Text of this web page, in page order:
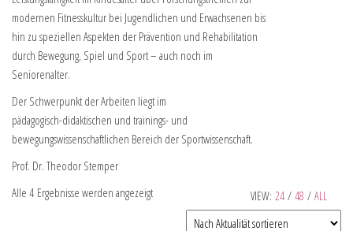
modernen Fitnesskultur bei Jugendlichen und Erwachsenen bis
hin zu speziellen Aspekten der Prävention und Rehabilitation
durch Bewegung, Spiel und Sport – auch noch im
Seniorenalter.
Der Schwerpunkt der Arbeiten liegt im
pädagogisch-didaktischen und trainings- und
bewegungswissenschaftlichen Bereich der Sportwissenschaft.
Prof. Dr. Theodor Stemper
VIEW: 24 / 48 / ALL
Alle 4 Ergebnisse werden angezeigt